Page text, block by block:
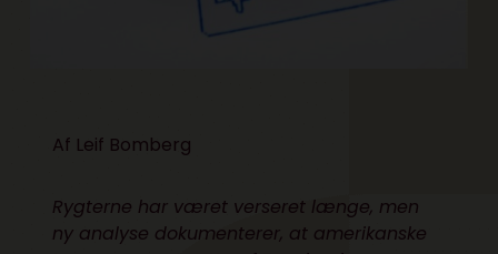
Af Leif Bomberg
Rygterne har været verseret længe, men
ny analyse dokumenterer, at amerikanske